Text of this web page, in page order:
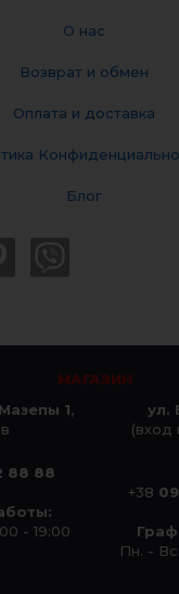
О нас
Возврат и обмен
Оплата и доставка
Блог
МАГАЗИН
1,
88 88
- 19:00
ул.
(вход
+38
Пн. -